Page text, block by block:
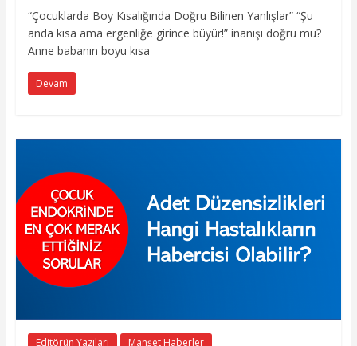
“Çocuklarda Boy Kısalığında Doğru Bilinen Yanlışlar” “Şu
anda kısa ama ergenliğe girince büyür!” inanışı doğru mu?
Anne babanın boyu kısa
Devam
Editörün Yazıları Manşet Haberler